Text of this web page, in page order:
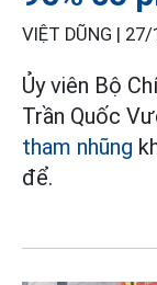
VIỆT DŨNG | 27/
Ủy viên Bộ
Trần Quốc
tham nhũng
để.